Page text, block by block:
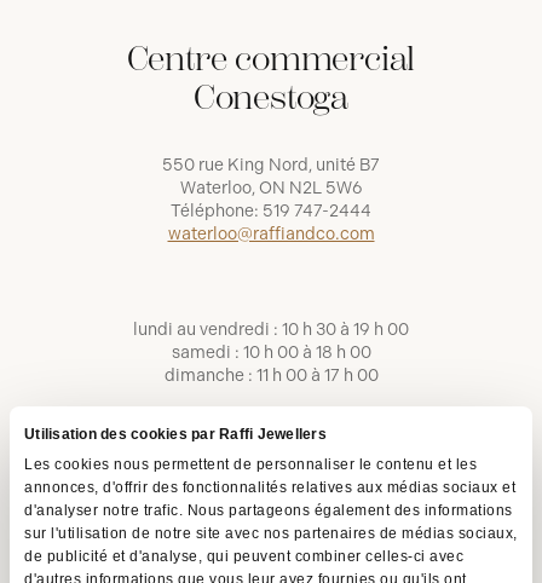
Utilisation des cookies par Raffi Jewellers
Les cookies nous permettent de personnaliser le contenu et les
annonces, d'offrir des fonctionnalités relatives aux médias sociaux et
d'analyser notre trafic. Nous partageons également des informations
sur l'utilisation de notre site avec nos partenaires de médias sociaux,
de publicité et d'analyse, qui peuvent combiner celles-ci avec
d'autres informations que vous leur avez fournies ou qu'ils ont
Centre commercial
Conestoga
550 rue King Nord, unité B7
Waterloo, ON N2L 5W6
Téléphone: 519 747-2444
waterloo@raffiandco.com
lundi au vendredi : 10 h 30 à 19 h 00
samedi : 10 h 00 à 18 h 00
dimanche : 11 h 00 à 17 h 00